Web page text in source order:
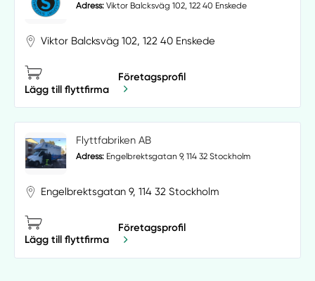
Adress: Viktor Balcksväg 102, 122 40 Enskede
Viktor Balcksväg 102, 122 40 Enskede
Lägg till flyttfirma
Företagsprofil
Flyttfabriken AB
Adress: Engelbrektsgatan 9, 114 32 Stockholm
Engelbrektsgatan 9, 114 32 Stockholm
Lägg till flyttfirma
Företagsprofil